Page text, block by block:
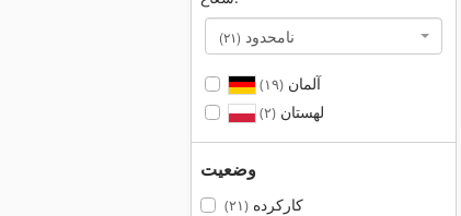
نامحدود (۲۱)
آلمان(۱۹)
لهستان(۲)
وضعیت
کارکرده(۲۱)